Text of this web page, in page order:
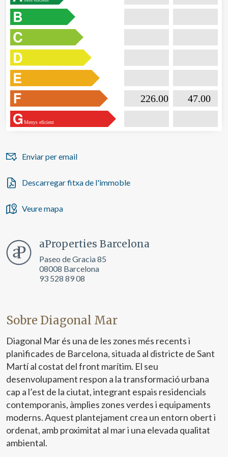
Menys eficient
226.00
Enviar per email
Descarregar fitxa de l'immoble
Veure mapa
aProperties Barcelona
Paseo de Gracia 85
08008 Barcelona
93 528 89 08
Sobre Diagonal Mar
Diagonal Mar és una de les zones més recents i
planificades de Barcelona, situada al districte de Sant
Martí al costat del front marítim. El seu
desenvolupament respon a la transformació urbana
cap a l’est de la ciutat, integrant espais residencials
contemporanis, àmplies zones verdes i equipaments
moderns. Aquest plantejament crea un entorn obert i
ordenat, amb proximitat al mar i una elevada qualitat
ambiental.
hàbits de navegació al lloc web i mostrar publicitat
relacionada amb el perfil de navegació de l'usuari.